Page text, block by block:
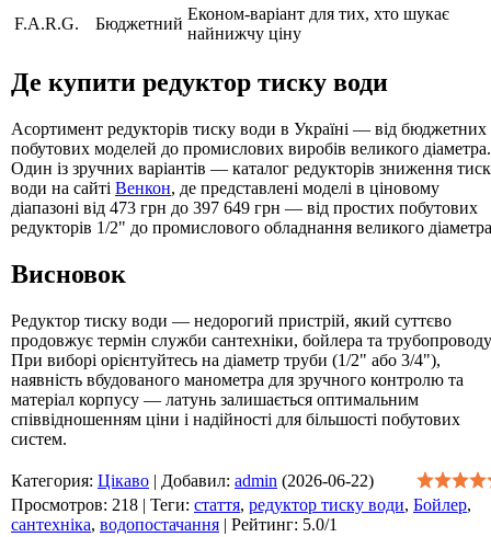
F.A.R.G.
Бюджетний
Економ-варіант для тих, хто шукає
найнижчу ціну
Де купити редуктор тиску води
Асортимент редукторів тиску води в Україні — від бюджетних
побутових моделей до промислових виробів великого діаметра.
Один із зручних варіантів — каталог редукторів зниження
води на сайті Венкон, де представлені моделі в ціновому
діапазоні від 473 грн до 397 649 грн — від простих побутових
редукторів 1/2" до промислового обладнання великого
Висновок
Редуктор тиску води — недорогий пристрій, який суттєво
продовжує термін служби сантехніки, бойлера та
При виборі орієнтуйтесь на діаметр труби (1/2" або 3/4"),
наявність вбудованого манометра для зручного контролю та
матеріал корпусу — латунь залишається оптимальним
співвідношенням ціни і надійності для більшості побутових
систем.
Категория: Цікаво | Добавил: admin (2026-06-22)
Просмотров: 218 | Теги: стаття, редуктор тиску води, Бойлер,
сантехніка, водопостачання | Рейтинг: 5.0/1